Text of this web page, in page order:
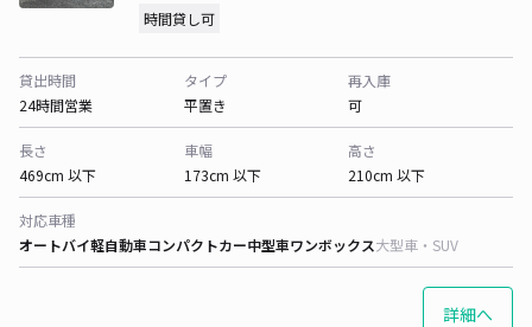
時間貸し可
貸出時間
24時間営業
タイプ
平置き
再入庫
可
長さ
469cm 以下
車幅
173cm 以下
高さ
210cm 以下
対応車種
オートバイ軽自動車コンパクトカー中型車ワンボックス大型車・SUV
詳細へ